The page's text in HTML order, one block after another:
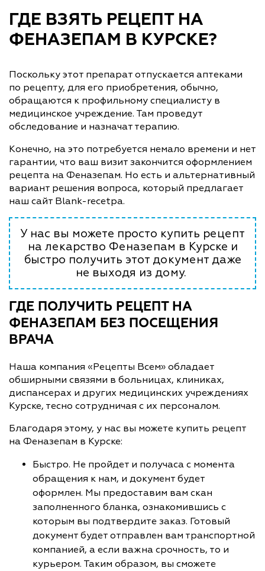
ГДЕ ВЗЯТЬ РЕЦЕПТ НА
ФЕНАЗЕПАМ В КУРСКЕ?
Поскольку этот препарат отпускается аптеками
по рецепту, для его приобретения, обычно,
обращаются к профильному специалисту в
медицинское учреждение. Там проведут
обследование и назначат терапию.
Конечно, на это потребуется немало времени и нет
гарантии, что ваш визит закончится оформлением
рецепта на Феназепам. Но есть и альтернативный
вариант решения вопроса, который предлагает
наш сайт Blank-recetpa.
У нас вы можете просто купить рецепт
на лекарство Феназепам в Курске и
быстро получить этот документ даже
не выходя из дому.
ГДЕ ПОЛУЧИТЬ РЕЦЕПТ НА
ФЕНАЗЕПАМ БЕЗ ПОСЕЩЕНИЯ
ВРАЧА
Наша компания «Рецепты Всем» обладает
обширными связями в больницах, клиниках,
диспансерах и других медицинских учреждениях
Курске, тесно сотрудничая с их персоналом.
Благодаря этому, у нас вы можете купить рецепт
на Феназепам в Курске:
Быстро. Не пройдет и получаса с момента
обращения к нам, и документ будет
оформлен. Мы предоставим вам скан
заполненного бланка, ознакомившись с
которым вы подтвердите заказ. Готовый
документ будет отправлен вам транспортной
компанией, а если важна срочность, то и
курьером. Таким образом, вы сможете